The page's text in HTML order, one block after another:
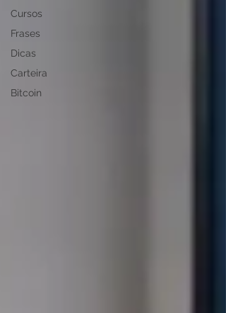
Cursos
Frases
Dicas
Carteira
Bitcoin